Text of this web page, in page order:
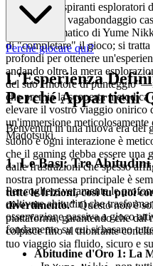
Benvenuti, aspiranti
trascendere il vagabondaggio
mondo enigmatico di Yume
di "completare" il gioco; si
profondi per ottenere
andando oltre la mera
del suo "motore di
che premia la scoperta
elevare il vostro viaggio onirico
un'immersione meticolosamente
Madotsuki.
1. Le Basi: Tre
Per cogliere veramente le
coltivare abitudini che
osservazione passiva a gioco
fondamento su cui si basano
Abitudine d'Oro 1: La
Perché giocare qui?
L'Esperienza
Perché Appartieni
Benvenuti in una nuova era del
suono e ogni interazione è
che il gaming debba essere una
dalle frustrazioni che spesso
nostra promessa principale è
tutte le frizioni, così tu puoi
divertimento."Questo non è
piattaforma, garantendo che
colpisce fino al trionfante
tuo viaggio sia fluido, sicuro e